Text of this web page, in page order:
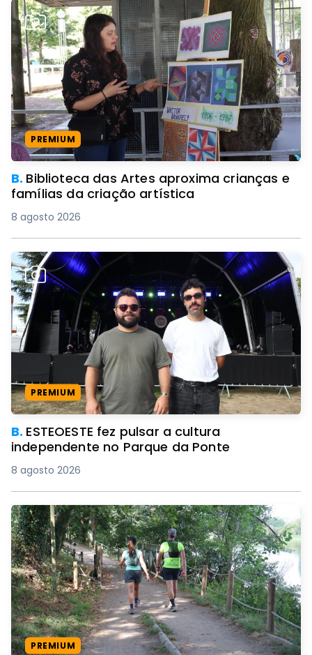
PREMIUM
B. Biblioteca das Artes aproxima crianças e
famílias da criação artística
8 agosto 2026
PREMIUM
B. ESTEOESTE fez pulsar a cultura
independente no Parque da Ponte
8 agosto 2026
PREMIUM